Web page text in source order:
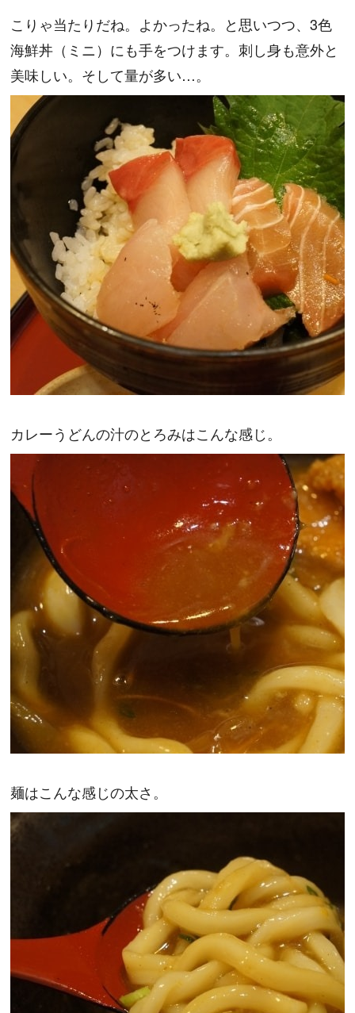
こりゃ当たりだね。よかったね。と思いつつ、3色
海鮮丼（ミニ）にも手をつけます。刺し身も意外と
美味しい。そして量が多い…。
カレーうどんの汁のとろみはこんな感じ。
麺はこんな感じの太さ。